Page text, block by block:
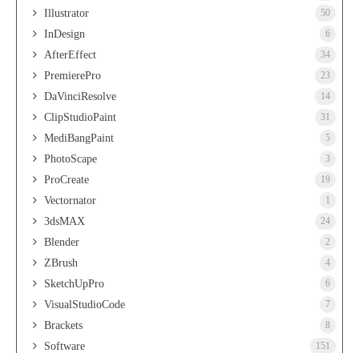
Illustrator 50
InDesign 6
AfterEffect 34
PremierePro 23
DaVinciResolve 14
ClipStudioPaint 31
MediBangPaint 5
PhotoScape 3
ProCreate 19
Vectornator 1
3dsMAX 24
Blender 2
ZBrush 4
SketchUpPro 6
VisualStudioCode 7
Brackets 8
Software 151